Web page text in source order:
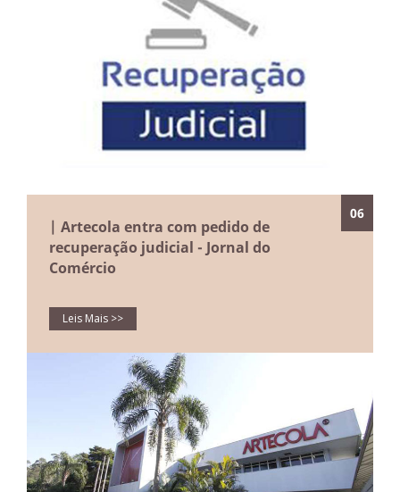
06
| Artecola entra com pedido de
recuperação judicial - Jornal do
Comércio
Leis Mais >>